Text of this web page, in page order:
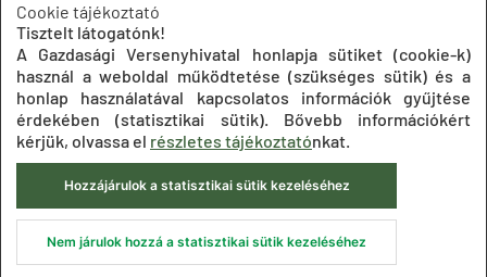
Közadatkereső
Süti beállítások ÁSZF
© 2020 Gazdasági Versenyhivatal
Cookie tájékoztató
Tisztelt látogatónk!
A Gazdasági Versenyhivatal honlapja sütiket (cookie-k)
használ a weboldal működtetése (szükséges sütik) és a
honlap használatával kapcsolatos információk gyűjtése
érdekében (statisztikai sütik). Bővebb információkért
kérjük, olvassa el részletes tájékoztatónkat.
Hozzájárulok a statisztikai sütik kezeléséhez
Nem járulok hozzá a statisztikai sütik kezeléséhez